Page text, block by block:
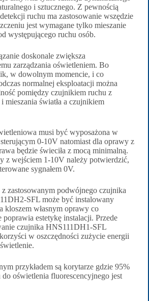
i sztucznego. Z pewnością
ruchu ma zastosowanie wszędzie
jest wymagane tylko mieszanie
występującego ruchu osób.
doskonale zwiększa
zarządzania oświetleniem. Bo
w dowolnym momencie, i co
normalnej eksploatacji można
pomiędzy czujnikiem ruchu z
mieszania światła a czujnikiem
musi być wyposażona w
0-10V natomiast dla oprawy z
będzie świeciła z mocą minimalną.
z wejściem 1-10V należy potwierdzić,
sygnałem 0V.
zastosowanym podwójnego czujnika
SFL może być instalowany
kloszem własnym oprawy co
estetykę instalacji. Przede
czujnika HNS111DH1-SFL
w oszczędności zużycie energii
przykładem są korytarze gdzie 95%
oświetlenia fluorescencyjnego jest